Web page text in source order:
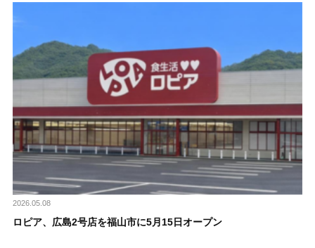
2026.05.08
ロピア、広島2号店を福山市に5月15日オープン